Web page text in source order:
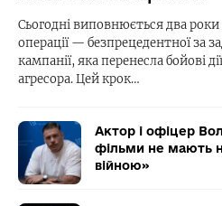
Сьогодні виповнюється два роки
операції — безпрецедентної за
кампанії, яка перенесла бойові
агресора. Цей крок…
Актор і офіцер
фільми не мають
війною»